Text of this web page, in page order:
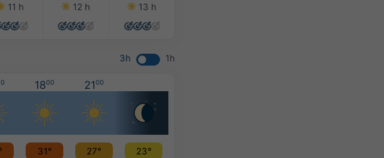
11 h
12 h
13 h
3h 1h
1800 2100
31° 27°
23°